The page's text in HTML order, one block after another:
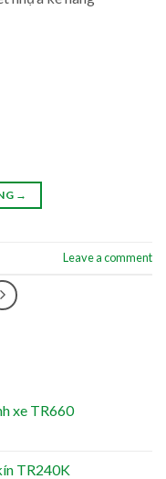
→
Leave a comment
xe TR660
TR240K